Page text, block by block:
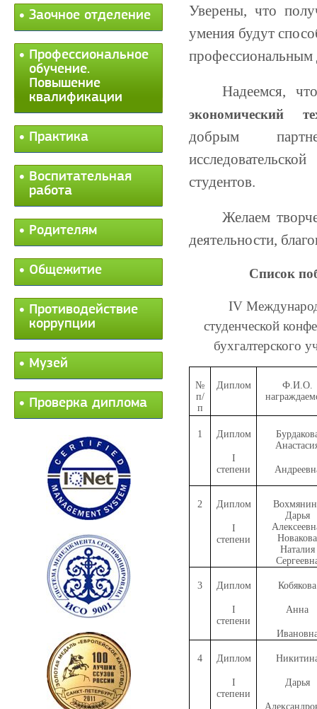
Заочное отделение
Профессиональное
обучение.
Повышение
квалификации
Практика
Воспитательная
работа
Родителям
Общежитие
Противодействие
коррупции
Музей
Проверка диплома
Уверены, что
умения будут
Надеемся,
экономический
добрым
студентов.
Желаем
деятельности,
Список
IV
студенческой
бухгалтерского
№
п/
п
Диплом
Ф.И.О.
1 Диплом
I
степени
2 Диплом
I
степени
Дарья
Новакова
Наталия
3 Диплом
I
степени
Кобякова
Анна
4 Диплом
I
степени
Дарья